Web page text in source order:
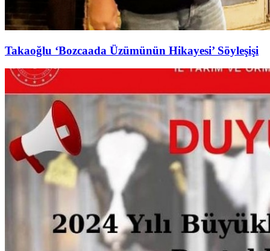
Takaoğlu ‘Bozcaada Üzümünün Hikayesi’ Söyleşişi